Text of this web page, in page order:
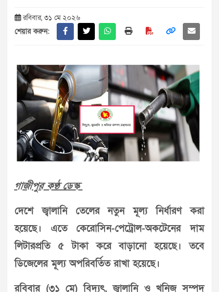
রবিবার, ৩১ মে ২০২৬
শেয়ার করুন:
গাজীপুর কণ্ঠ ডেস্ক
দেশে জ্বালানি তেলের নতুন মূল্য নির্ধারণ করা
হয়েছে। এতে কেরোসিন-পেট্রোল-অকটেনের দাম
লিটারপ্রতি ৫ টাকা করে বাড়ানো হয়েছে। তবে
ডিজেলের মূল্য অপরিবর্তিত রাখা হয়েছে।
রবিবার (৩১ মে) বিদ্যুৎ, জ্বালানি ও খনিজ সম্পদ